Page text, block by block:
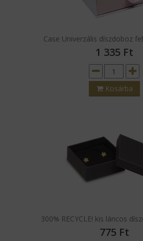
Case Univerzális díszdoboz
1 335 Ft
Kosárba
300% RECYCLE! kis láncos
775 Ft